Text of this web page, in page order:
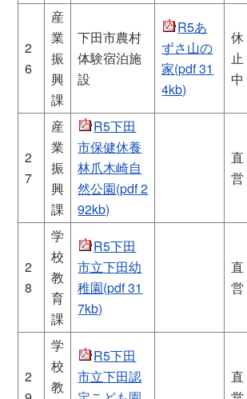
2
6
産
業
振
興
課
下田市農村
体験宿泊施
設
R5あ
ずさ山の
家(pdf 31
4kb)
休
止
中
2
7
産
業
振
興
課
R5下田
市保健休養
林爪木崎自
然公園(pdf 2
92kb)
直
営
2
8
学
校
教
育
課
R5下田
市立下田幼
稚園(pdf 31
7kb)
直
営
2
学
校
教
R5下田
市立下田認
直